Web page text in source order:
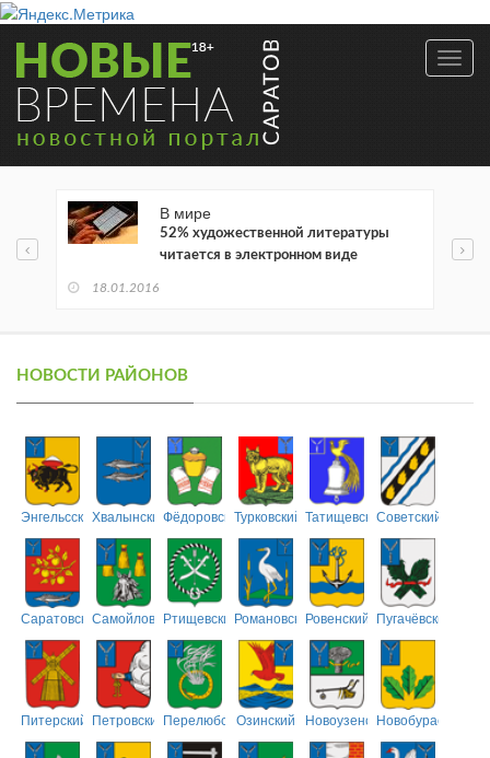
В мире
52% художественной литературы
читается в электронном виде
18.01.2016
НОВОСТИ РАЙОНОВ
ЭнгельсскийХвалынскийФёдоровскийТурковский ТатищевскийСоветский
СаратовскийСамойловскийРтищевскийРомановскийРовенский Пугачёвский
Питерский ПетровскийПерелюбскийОзинский НовоузенскийНовобурасский